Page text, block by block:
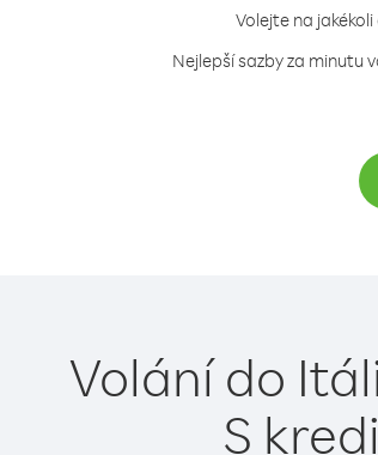
Volejte na
Nejlepší sazby za minutu
Volání do
S